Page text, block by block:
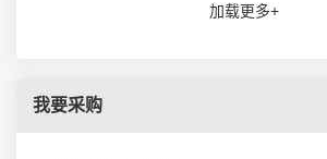
加载更多+
我要采购